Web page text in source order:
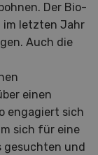
Der Bio-
im letzten Jahr
Auch die
einen
engagiert sich
sich für eine
gesuchten und